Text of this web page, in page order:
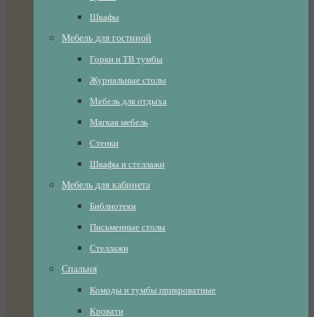
Шкафы
Мебель для гостиной
Горки и ТВ тумбы
Журнальные столы
Мебель для отдыха
Мягкая мебель
Стенки
Шкафы и стеллажи
Мебель для кабинета
Библиотеки
Письменные столы
Стеллажи
Спальня
Комоды и тумбы прикроватные
Кровати